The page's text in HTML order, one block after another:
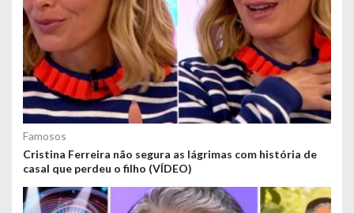
Famosos
Cristina Ferreira não segura as lágrimas com história de
casal que perdeu o filho (VÍDEO)